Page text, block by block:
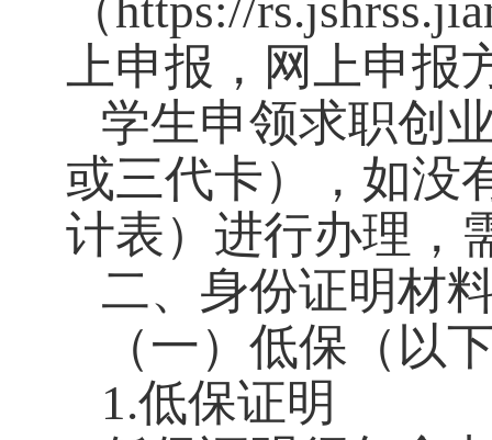
（https://
上申报，网上申报
学生申领求职创
或三代卡），如没
计表）进行办理，
二、身份证明材
（一）低保（以
1.低保证明